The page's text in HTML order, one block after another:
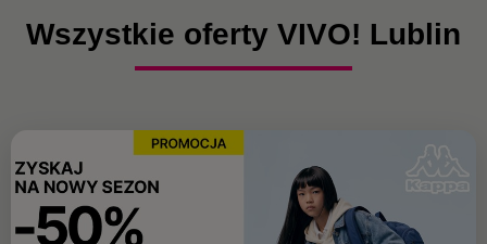
Wszystkie oferty VIVO! Lublin